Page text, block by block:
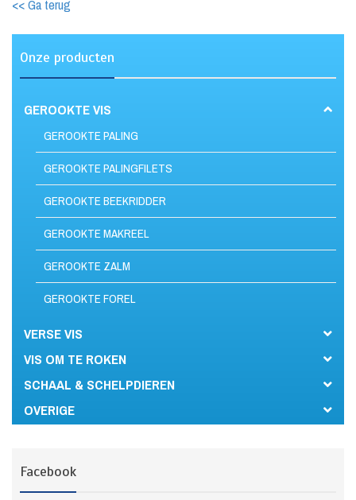
<< Ga terug
Onze producten
GEROOKTE VIS
GEROOKTE PALING
GEROOKTE PALINGFILETS
GEROOKTE BEEKRIDDER
GEROOKTE MAKREEL
GEROOKTE ZALM
GEROOKTE FOREL
VERSE VIS
VIS OM TE ROKEN
SCHAAL & SCHELPDIEREN
OVERIGE
Facebook